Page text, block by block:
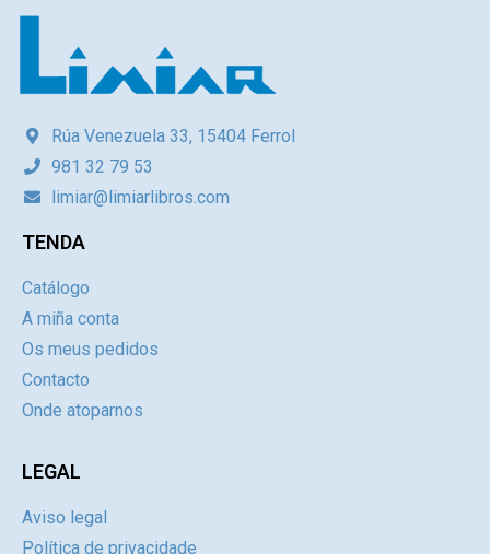
Rúa Venezuela 33, 15404 Ferrol
981 32 79 53
limiar@limiarlibros.com
TENDA
Catálogo
A miña conta
Os meus pedidos
Contacto
Onde atoparnos
LEGAL
Aviso legal
Política de privacidade